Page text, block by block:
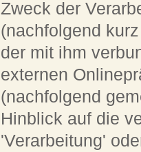
Zweck der
(nachfolgend
der mit ihm
externen
(nachfolgend
Hinblick auf die
'Verarbeitung'